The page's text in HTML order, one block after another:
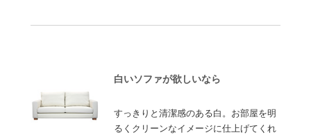
白いソファが欲しいなら
すっきりと清潔感のある白。お部屋を明
るくクリーンなイメージに仕上げてくれ